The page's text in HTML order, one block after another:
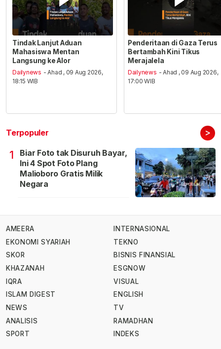
Tindak Lanjut Aduan
Mahasiswa Mentan
Langsung ke Alor
Dailynews - Ahad , 09 Aug 2026,
18:15 WIB
Penderitaan di Gaza Terus
Bertambah Kini Tikus
Merajalela
Dailynews - Ahad , 09 Aug 2026,
17:00 WIB
Terpopuler >
1
Biar Foto tak Disuruh Bayar,
Ini 4 Spot Foto Plang
Malioboro Gratis Milik
Negara
AMEERA
EKONOMI SYARIAH
SKOR
KHAZANAH
IQRA
ISLAM DIGEST
NEWS
ANALISIS
SPORT
INTERNASIONAL
TEKNO
BISNIS FINANSIAL
ESGNOW
VISUAL
ENGLISH
TV
RAMADHAN
INDEKS